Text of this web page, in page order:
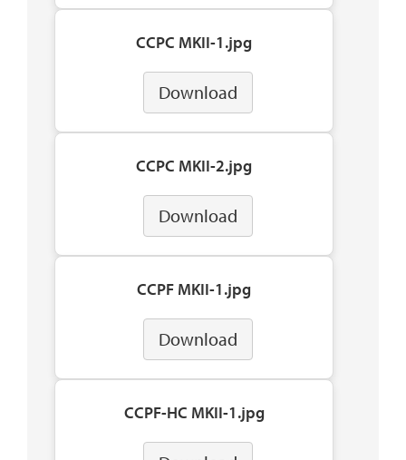
CCPC MKII-1.jpg
Download
CCPC MKII-2.jpg
Download
CCPF MKII-1.jpg
Download
CCPF-HC MKII-1.jpg